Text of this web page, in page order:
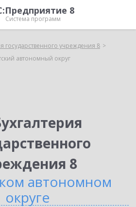
8
Система программ
государственного учреждения 8
автономный округ
8
автономном
округе